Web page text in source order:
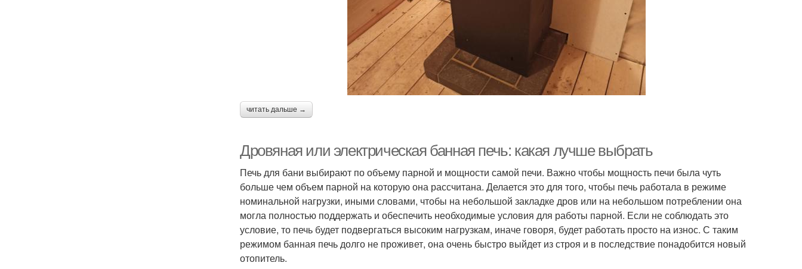
читать дальше →
Дровяная или электрическая банная печь: какая лучше выбрать
Печь для бани выбирают по объему парной и мощности самой печи. Важно чтобы мощность печи была чуть
больше чем объем парной на которую она рассчитана. Делается это для того, чтобы печь работала в режиме
номинальной нагрузки, иными словами, чтобы на небольшой закладке дров или на небольшом потреблении она
могла полностью поддержать и обеспечить необходимые условия для работы парной. Если не соблюдать это
условие, то печь будет подвергаться высоким нагрузкам, иначе говоря, будет работать просто на износ. С таким
режимом банная печь долго не проживет, она очень быстро выйдет из строя и в последствие понадобится новый
отопитель.